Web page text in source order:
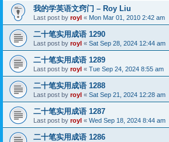
我的学英语文窍门 – Roy Liu
Last post by royl « Mon Mar 01, 2010 2:42 am
二十笔实用成语 1290
Last post by royl « Sat Sep 28, 2024 12:44 am
二十笔实用成语 1289
Last post by royl « Tue Sep 24, 2024 8:55 am
二十笔实用成语 1288
Last post by royl « Sat Sep 21, 2024 12:28 am
二十笔实用成语 1287
Last post by royl « Wed Sep 18, 2024 8:44 am
二十笔实用成语 1286